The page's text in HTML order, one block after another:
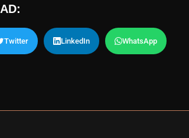
Twitter LinkedIn WhatsApp